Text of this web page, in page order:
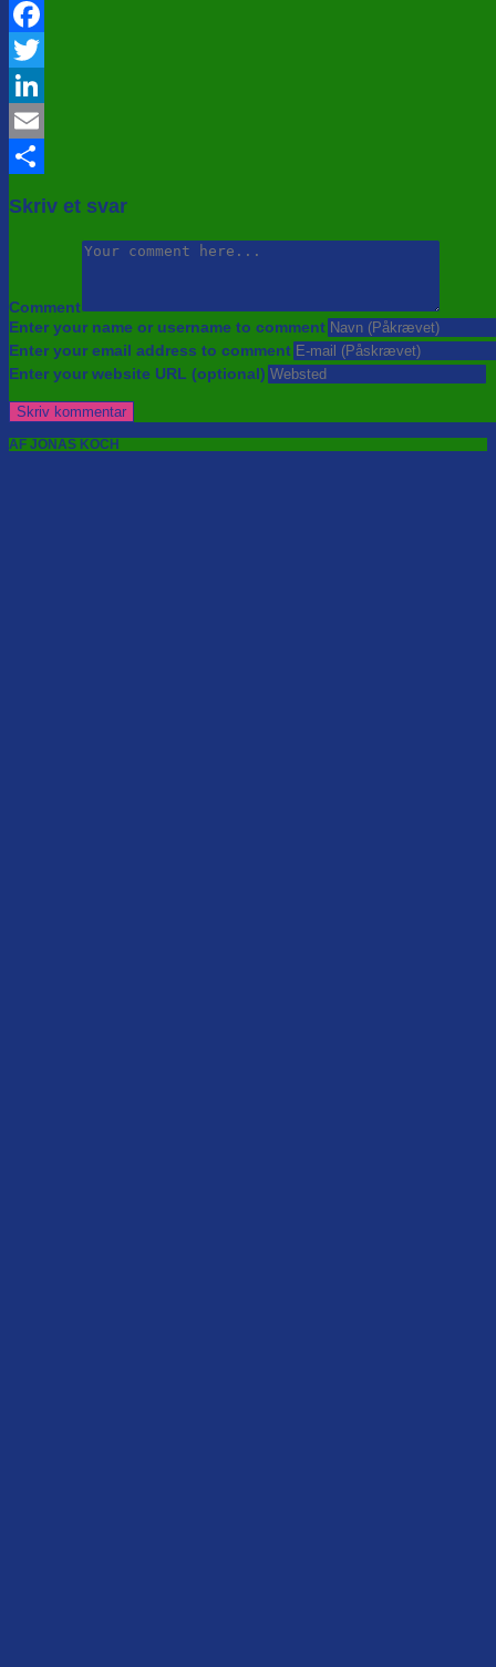
Facebook
Twitter
LinkedIn
Email
Skriv et svar
Comment
Enter your name or username to comment
Enter your email address to comment
Enter your website URL (optional)
AF JONAS KOCH